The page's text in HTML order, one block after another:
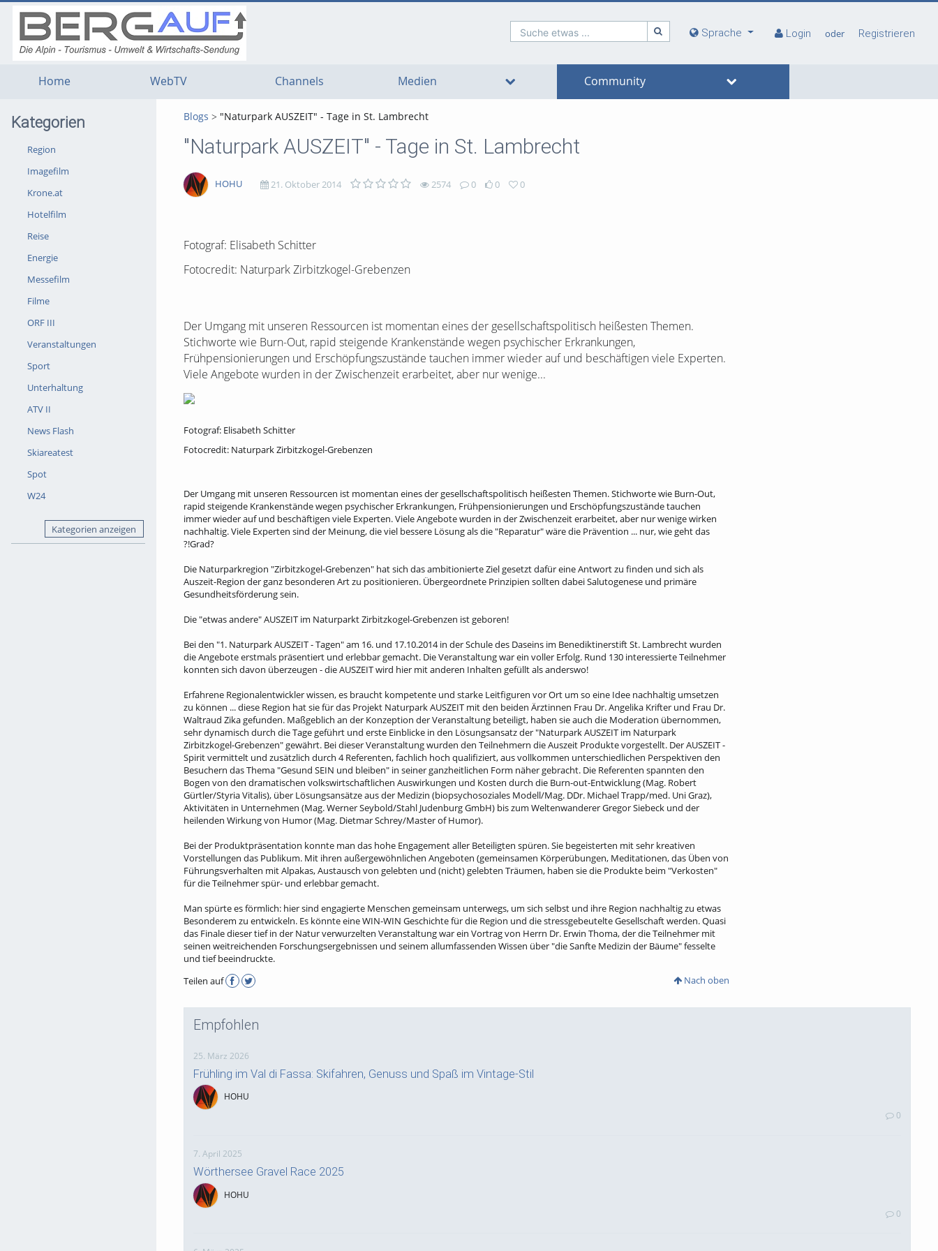
Suche etwas ... Sprache Login oder Registrieren
Home WebTV Channels Medien Community
Kategorien
Region
Imagefilm
Krone.at
Hotelfilm
Reise
Energie
Messefilm
Filme
ORF III
Veranstaltungen
Sport
Unterhaltung
ATV II
News Flash
Skiareatest
Spot
W24
Kategorien anzeigen
Blogs "Naturpark AUSZEIT" - Tage in St. Lambrecht
"Naturpark AUSZEIT" - Tage in St. Lambrecht
HOHU 21. Oktober 2014 2574 0
Kommentare
0 0
favoritesFotograf: Elisabeth Schitter
Fotocredit: Naturpark Zirbitzkogel-Grebenzen
Der Umgang mit unseren Ressourcen ist momentan eines der gesellschaftspolitisch heißesten Themen.
Stichworte wie Burn-Out, rapid steigende Krankenstände wegen psychischer Erkrankungen,
Frühpensionierungen und Erschöpfungszustände tauchen immer wieder auf und beschäftigen viele Experten.
Viele Angebote wurden in der Zwischenzeit erarbeitet, aber nur wenige...
Fotograf: Elisabeth Schitter
Fotocredit: Naturpark Zirbitzkogel-Grebenzen
Der Umgang mit unseren Ressourcen ist momentan eines der gesellschaftspolitisch heißesten Themen. Stichworte wie Burn-Out,
rapid steigende Krankenstände wegen psychischer Erkrankungen, Frühpensionierungen und Erschöpfungszustände tauchen
immer wieder auf und beschäftigen viele Experten. Viele Angebote wurden in der Zwischenzeit erarbeitet, aber nur wenige wirken
nachhaltig. Viele Experten sind der Meinung, die viel bessere Lösung als die "Reparatur" wäre die Prävention ... nur, wie geht das
?!Grad?
Die Naturparkregion "Zirbitzkogel-Grebenzen" hat sich das ambitionierte Ziel gesetzt dafür eine Antwort zu finden und sich als
Auszeit-Region der ganz besonderen Art zu positionieren. Übergeordnete Prinzipien sollten dabei Salutogenese und primäre
Gesundheitsförderung sein.
Die "etwas andere" AUSZEIT im Naturparkt Zirbitzkogel-Grebenzen ist geboren!
Bei den "1. Naturpark AUSZEIT - Tagen" am 16. und 17.10.2014 in der Schule des Daseins im Benediktinerstift St. Lambrecht wurden
die Angebote erstmals präsentiert und erlebbar gemacht. Die Veranstaltung war ein voller Erfolg. Rund 130 interessierte Teilnehmer
konnten sich davon überzeugen - die AUSZEIT wird hier mit anderen Inhalten gefüllt als anderswo!
Erfahrene Regionalentwickler wissen, es braucht kompetente und starke Leitfiguren vor Ort um so eine Idee nachhaltig umsetzen
zu können ... diese Region hat sie für das Projekt Naturpark AUSZEIT mit den beiden Ärztinnen Frau Dr. Angelika Krifter und Frau Dr.
Waltraud Zika gefunden. Maßgeblich an der Konzeption der Veranstaltung beteiligt, haben sie auch die Moderation übernommen,
sehr dynamisch durch die Tage geführt und erste Einblicke in den Lösungsansatz der "Naturpark AUSZEIT im Naturpark
Zirbitzkogel-Grebenzen" gewährt. Bei dieser Veranstaltung wurden den Teilnehmern die Auszeit Produkte vorgestellt. Der AUSZEIT -
Spirit vermittelt und zusätzlich durch 4 Referenten, fachlich hoch qualifiziert, aus vollkommen unterschiedlichen Perspektiven den
Besuchern das Thema "Gesund SEIN und bleiben" in seiner ganzheitlichen Form näher gebracht. Die Referenten spannten den
Bogen von den dramatischen volkswirtschaftlichen Auswirkungen und Kosten durch die Burn-out-Entwicklung (Mag. Robert
Gürtler/Styria Vitalis), über Lösungsansätze aus der Medizin (biopsychosoziales Modell/Mag. DDr. Michael Trapp/med. Uni Graz),
Aktivitäten in Unternehmen (Mag. Werner Seybold/Stahl Judenburg GmbH) bis zum Weltenwanderer Gregor Siebeck und der
heilenden Wirkung von Humor (Mag. Dietmar Schrey/Master of Humor).
Bei der Produktpräsentation konnte man das hohe Engagement aller Beteiligten spüren. Sie begeisterten mit sehr kreativen
Vorstellungen das Publikum. Mit ihren außergewöhnlichen Angeboten (gemeinsamen Körperübungen, Meditationen, das Üben von
Führungsverhalten mit Alpakas, Austausch von gelebten und (nicht) gelebten Träumen, haben sie die Produkte beim "Verkosten"
für die Teilnehmer spür- und erlebbar gemacht.
Man spürte es förmlich: hier sind engagierte Menschen gemeinsam unterwegs, um sich selbst und ihre Region nachhaltig zu etwas
Besonderem zu entwickeln. Es könnte eine WIN-WIN Geschichte für die Region und die stressgebeutelte Gesellschaft werden. Quasi
das Finale dieser tief in der Natur verwurzelten Veranstaltung war ein Vortrag von Herrn Dr. Erwin Thoma, der die Teilnehmer mit
seinen weitreichenden Forschungsergebnissen und seinem allumfassenden Wissen über "die Sanfte Medizin der Bäume" fesselte
und tief beeindruckte.
Teilen auf
Nach oben
Empfohlen
25. März 2026
Frühling im Val di Fassa: Skifahren, Genuss und Spaß im Vintage-Stil
HOHU
0
7. April 2025
Wörthersee Gravel Race 2025
HOHU
0